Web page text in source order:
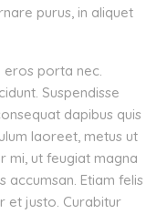
purus, in aliquet
eros porta nec.
Suspendisse
dapibus quis
laoreet, metus ut
mi, ut feugiat magna
accumsan. Etiam felis
et justo. Curabitur